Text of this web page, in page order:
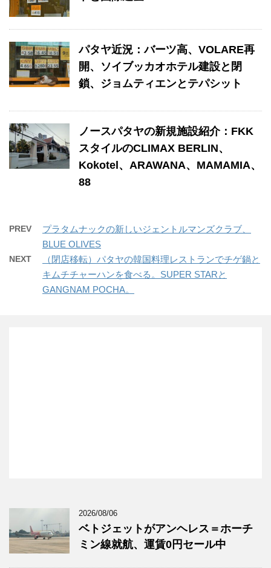
パタヤ近況：バーツ高、VOLARE再
開、ソイブッカオホテル建設と閉
鎖、ジョムティエンとテパシット
ノースパタヤの新規施設紹介：FKK
スタイルのCLIMAX BERLIN、
Kokotel、ARAWANA、MAMAMIA、
88
PREV
プラタムナックの新しいジェントルマンズクラブ、
BLUE OLIVES
NEXT
（閉店移転）パタヤの韓国料理レストランでチゲ鍋と
キムチチャーハンを食べる。SUPER STARと
GANGNAM POCHA。
2026/08/06
ベトジェットがアンヘレス＝ホーチ
ミン線就航、運賃0円セール中